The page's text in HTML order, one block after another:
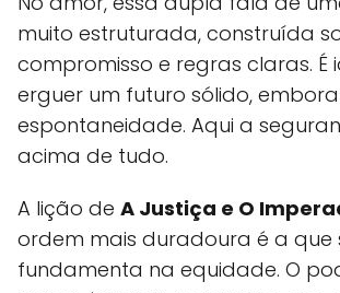
muito estruturada, construída
compromisso e regras claras. É
erguer um futuro sólido,
espontaneidade. Aqui a
acima de tudo.
A lição de A Justiça e O
ordem mais duradoura é a que
fundamenta na equidade. O